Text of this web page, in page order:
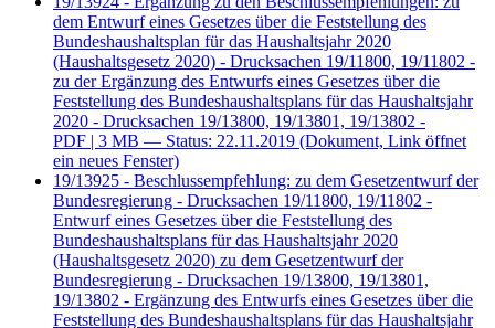
dem Entwurf eines Gesetzes über die Feststellung des
Bundeshaushaltsplan für das Haushaltsjahr 2020
(Haushaltsgesetz 2020) - Drucksachen 19/11800, 19/11802 -
zu der Ergänzung des Entwurfs eines Gesetzes über die
Feststellung des Bundeshaushaltsplans für das Haushaltsjahr
2020 - Drucksachen 19/13800, 19/13801, 19/13802 -
PDF | 3 MB — Status: 22.11.2019 (Dokument, Link öffnet
ein neues Fenster)
19/13925 - Beschlussempfehlung: zu dem Gesetzentwurf der
Bundesregierung - Drucksachen 19/11800, 19/11802 -
Entwurf eines Gesetzes über die Feststellung des
Bundeshaushaltsplans für das Haushaltsjahr 2020
(Haushaltsgesetz 2020) zu dem Gesetzentwurf der
Bundesregierung - Drucksachen 19/13800, 19/13801,
19/13802 - Ergänzung des Entwurfs eines Gesetzes über die
Feststellung des Bundeshaushaltsplans für das Haushaltsjahr